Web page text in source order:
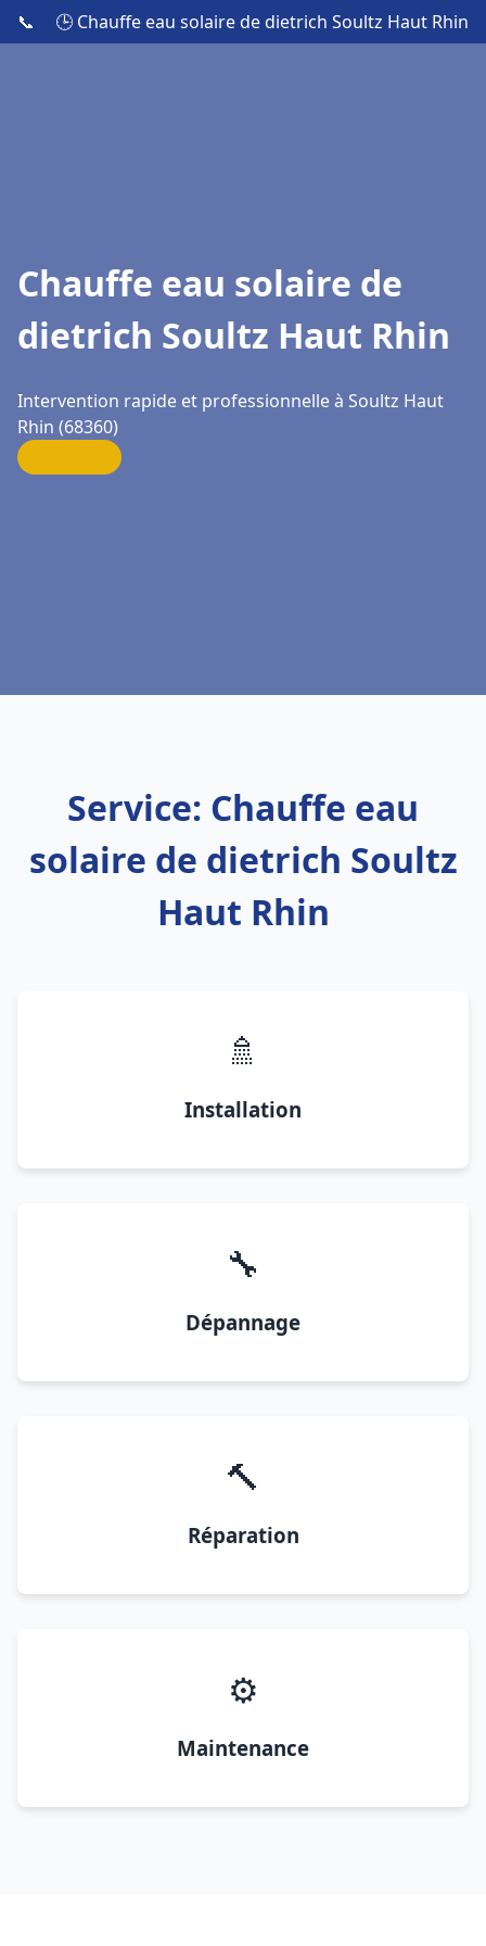
📞 🕒 Chauffe eau solaire de dietrich Soultz Haut Rhin
Chauffe eau solaire de
dietrich Soultz Haut Rhin
Intervention rapide et professionnelle à Soultz Haut
Rhin (68360)
Service: Chauffe eau
solaire de dietrich Soultz
Haut Rhin
🚿
Installation
🔧
Dépannage
🔨
Réparation
⚙️
Maintenance